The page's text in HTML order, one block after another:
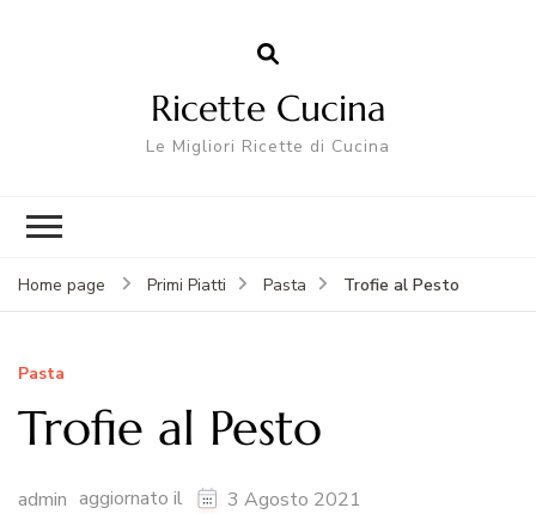
Ricette Cucina
Le Migliori Ricette di Cucina
Home page Primi Piatti Pasta Trofie al Pesto
Pasta
Trofie al Pesto
admin aggiornato il 3 Agosto 2021